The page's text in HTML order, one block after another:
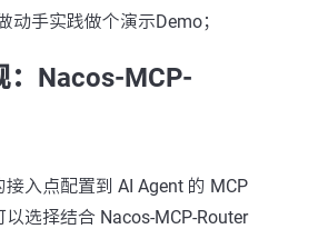
动手实践做个演示Demo；
：Nacos-MCP-
入点配置到 AI Agent 的 MCP
选择结合 Nacos-MCP-Router